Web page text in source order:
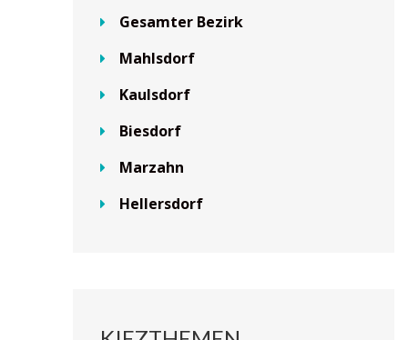
Gesamter Bezirk
Mahlsdorf
Kaulsdorf
Biesdorf
Marzahn
Hellersdorf